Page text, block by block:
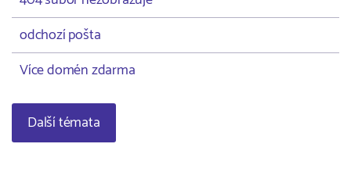
odchozí pošta
Více domén zdarma
Další témata